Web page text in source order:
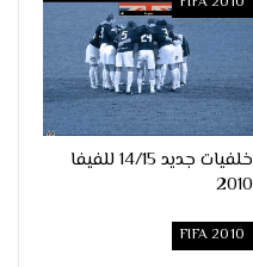
خلفيات جديد 14/15 للفيفا
2010
FIFA 2010